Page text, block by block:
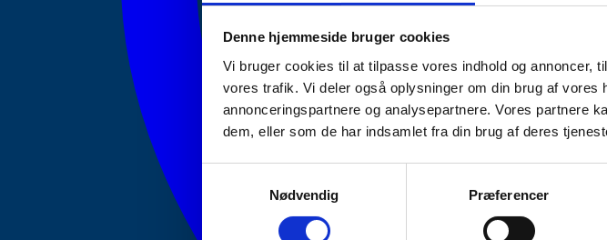
Denne hjemmeside bruger cookies
Vi bruger cookies til at tilpasse vores indhold og annoncer,
vores trafik. Vi deler også oplysninger om din brug af
annonceringspartnere og analysepartnere. Vores partnere
dem, eller som de har indsamlet fra din brug af deres
Nødvendig
Præferencer